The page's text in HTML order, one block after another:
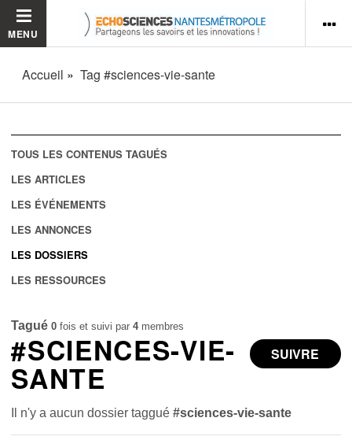
MENU
Accueil Tag #sciences-vie-sante
TOUS LES CONTENUS TAGUÉS
LES ARTICLES
LES ÉVÉNEMENTS
LES ANNONCES
LES DOSSIERS
LES RESSOURCES
Tagué 0 fois et suivi par4membres
SUIVRE
#SCIENCES-VIE-
SANTE
Il n'y a aucun dossier taggué#sciences-vie-sante